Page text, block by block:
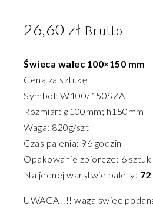
26,60 zł Brutto
Świeca walec 100×150 mm
Cena za sztukę
Symbol: W100/150SZA
Rozmiar: ø100mm; h150mm
Waga: 820g/szt
Czas palenia: 96 godzin
Opakowanie zbiorcze: 6 sztuk
Na jednej warstwie palety:
UWAGA!!!! waga świec